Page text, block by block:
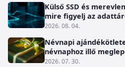
Külső SSD és
mire figyelj az
2026. 08. 04.
Névnapi
névnaphoz illő
2026. 07. 30.